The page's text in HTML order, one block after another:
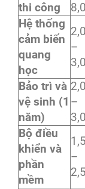
thi công
Hệ thống
cảm biến
quang
học
–
Bảo trì và
vệ sinh (1
năm)
–
Bộ điều
khiển và
phần
mềm
–